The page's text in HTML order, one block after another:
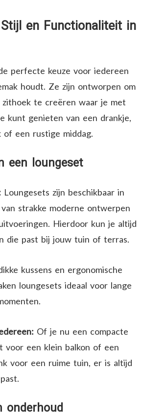
en Functionaliteit in
perfecte keuze voor iedereen
houdt. Ze zijn ontworpen om
te creëren waar je met
kunt genieten van een drankje,
of een rustige middag.
een loungeset
Loungesets zijn beschikbaar in
strakke moderne ontwerpen
Hierdoor kun je altijd
die past bij jouw tuin of terras.
kussens en ergonomische
loungesets ideaal voor lange
Of je nu een compacte
voor een klein balkon of een
voor een ruime tuin, er is altijd
onderhoud